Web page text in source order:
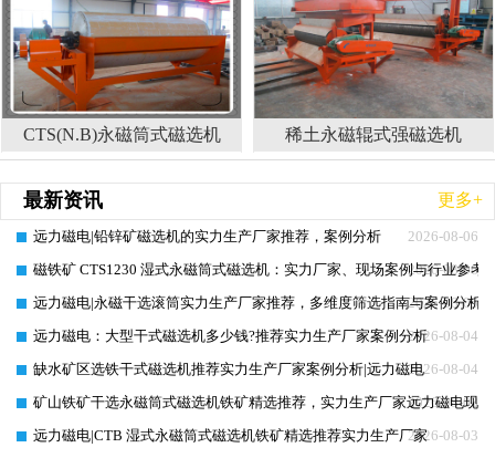
CTS(N.B)永磁筒式磁选机 稀土永磁辊式强磁选机
最新资讯 更多+
2026-08-06
远力磁电|铅锌矿磁选机的实力生产厂家推荐，案例分析
2026-08-06
磁铁矿 CTS1230 湿式永磁筒式磁选机：实力厂家、现场案例与行业参考
2026-08-05
远力磁电|永磁干选滚筒实力生产厂家推荐，多维度筛选指南与案例分析
2026-08-04
远力磁电：大型干式磁选机多少钱?推荐实力生产厂家案例分析
2026-08-04
缺水矿区选铁干式磁选机推荐实力生产厂家案例分析|远力磁电
2026-08-03
矿山铁矿干选永磁筒式磁选机铁矿精选推荐，实力生产厂家远力磁电现
2026-08-03
远力磁电|CTB 湿式永磁筒式磁选机铁矿精选推荐实力生产厂家